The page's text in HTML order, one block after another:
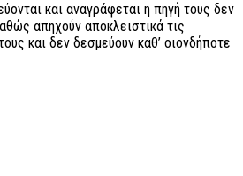
και αναγράφεται η πηγή τους δεν
απηχούν αποκλειστικά τις
και δεν δεσμεύουν καθ’ οιονδήποτε